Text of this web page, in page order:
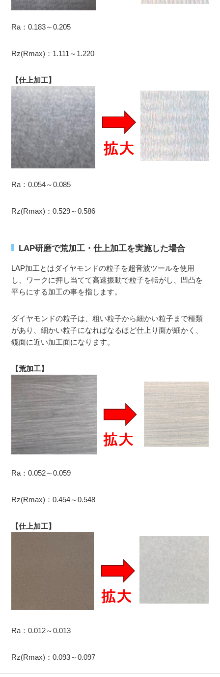
Ra：0.183～0.205
Rz(Rmax)：1.111～1.220
【仕上加工】
Ra：0.054～0.085
Rz(Rmax)：0.529～0.586
LAP研磨で荒加工・仕上加工を実施した場合
LAP加工とはダイヤモンドの粒子を超音波ツールを使用
し、ワークに押し当てて高速振動で粒子を転がし、凹凸を
平らにする加工の事を指します。
ダイヤモンドの粒子は、粗い粒子から細かい粒子まで種類
があり、細かい粒子になればなるほど仕上り面が細かく、
鏡面に近い加工面になります。
【荒加工】
Ra：0.052～0.059
Rz(Rmax)：0.454～0.548
【仕上加工】
Ra：0.012～0.013
Rz(Rmax)：0.093～0.097